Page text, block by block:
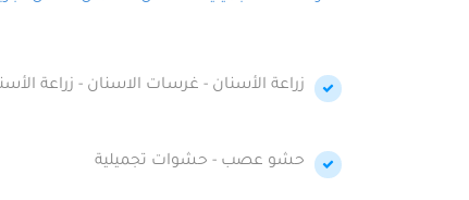
زراعة الأسنان - غرسات الاسنان - زراعة
حشو عصب - حشوات تجميلية